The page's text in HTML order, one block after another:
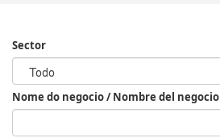
Sector
Todo
Sector
Nome do negocio / Nombre del negocio